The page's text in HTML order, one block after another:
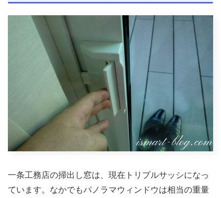
一条工務店の掃出し窓は、現在トリプルサッシになっ
ています。なかでもパノラマウィンドウは相当の重量